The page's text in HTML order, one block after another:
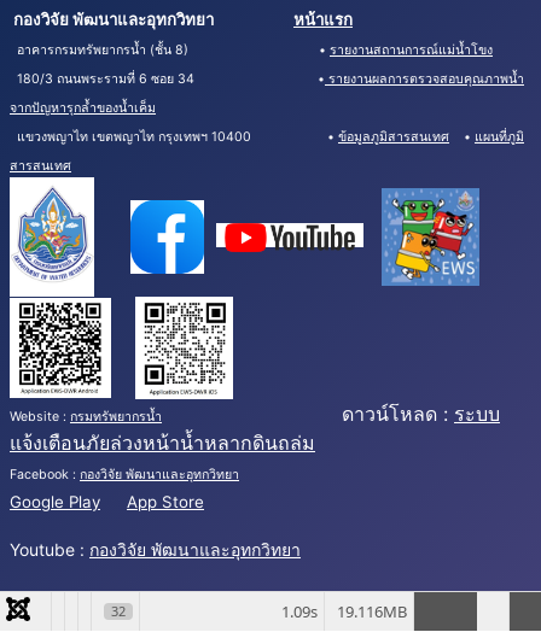
กองวิจัย พัฒนาและอุทกวิทยา หน้าแรก
อาคารกรมทรัพยากรน้ำ (ชั้น 8) • รายงานสถานการณ์แม่น้ำโขง
180/3 ถนนพระรามที่ 6 ซอย 34 • รายงานผลการตรวจสอบคุณภาพน้ำ
จากปัญหารุกล้ำของน้ำเค็ม
แขวงพญาไท เขตพญาไท กรุงเทพฯ 10400 • ข้อมูลภูมิสารสนเทศ • แผนที่ภูมิ
สารสนเทศ
Website : กรมทรัพยากรน้ำ ดาวน์โหลด : ระบบ
แจ้งเตือนภัยล่วงหน้าน้ำหลากดินถล่ม
Facebook : กองวิจัย พัฒนาและอุทกวิทยา
Google Play App Store
Youtube : กองวิจัย พัฒนาและอุทกวิทยา
32 19.116MB
1.09s